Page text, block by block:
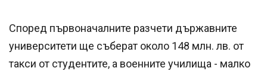
Според първоначалните разчети държавните
университети ще съберат около 148 млн. лв. от
такси от студентите, а военните училища - малко